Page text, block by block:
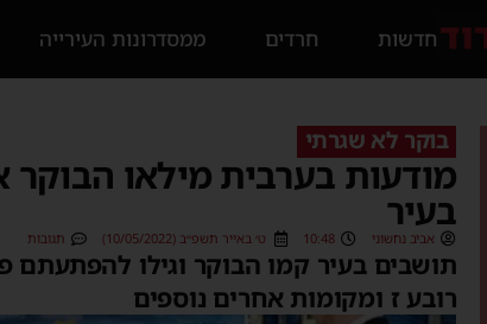
חדשות חרדים ממסדרונות העירייה
בוקר לא שגרתי
מודעות בערבית מילאו
בעיר
אביב נחשוני 10:48 ט׳ באייר תשפ״ב (10/05/2022) תגובות
תושבים בעיר קמו הבוקר וגילו להפתעתם
רובע ז ומקומות אחרים נוספים